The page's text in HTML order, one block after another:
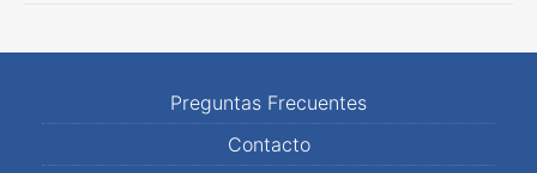
Preguntas Frecuentes
Contacto